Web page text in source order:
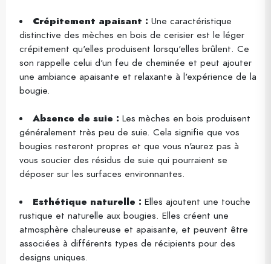
Crépitement apaisant : Une caractéristique
distinctive des mèches en bois de cerisier est le léger
crépitement qu'elles produisent lorsqu'elles brûlent. Ce
son rappelle celui d'un feu de cheminée et peut ajouter
une ambiance apaisante et relaxante à l'expérience de la
bougie.
Absence de suie : Les mèches en bois produisent
généralement très peu de suie. Cela signifie que vos
bougies resteront propres et que vous n'aurez pas à
vous soucier des résidus de suie qui pourraient se
déposer sur les surfaces environnantes.
Esthétique naturelle : Elles ajoutent une touche
rustique et naturelle aux bougies. Elles créent une
atmosphère chaleureuse et apaisante, et peuvent être
associées à différents types de récipients pour des
designs uniques.